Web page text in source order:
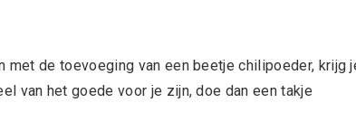
de toevoeging van een beetje chilipoeder, krijg
van het goede voor je zijn, doe dan een takje